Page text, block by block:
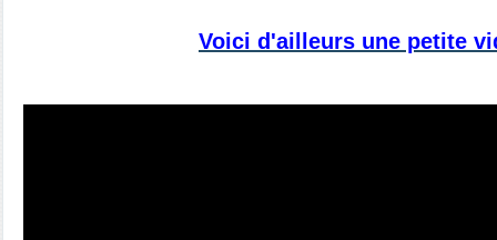
Voici d'ailleurs une petite